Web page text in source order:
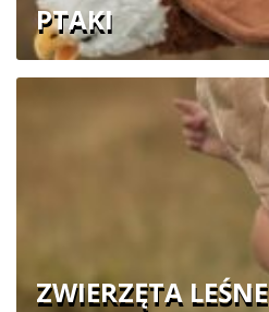
PTAKI
ZWIERZĘTA LEŚNE